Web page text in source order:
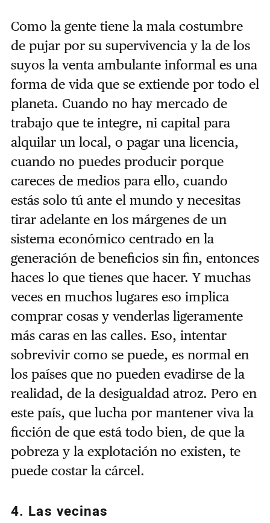
Como la gente tiene la mala costumbre
de pujar por su supervivencia y la de los
suyos la venta ambulante informal es una
forma de vida que se extiende por todo el
planeta. Cuando no hay mercado de
trabajo que te integre, ni capital para
alquilar un local, o pagar una licencia,
cuando no puedes producir porque
careces de medios para ello, cuando
estás solo tú ante el mundo y necesitas
tirar adelante en los márgenes de un
sistema económico centrado en la
generación de beneficios sin fin, entonces
haces lo que tienes que hacer. Y muchas
veces en muchos lugares eso implica
comprar cosas y venderlas ligeramente
más caras en las calles. Eso, intentar
sobrevivir como se puede, es normal en
los países que no pueden evadirse de la
realidad, de la desigualdad atroz. Pero en
este país, que lucha por mantener viva la
ficción de que está todo bien, de que la
pobreza y la explotación no existen, te
puede costar la cárcel.
4. Las vecinas